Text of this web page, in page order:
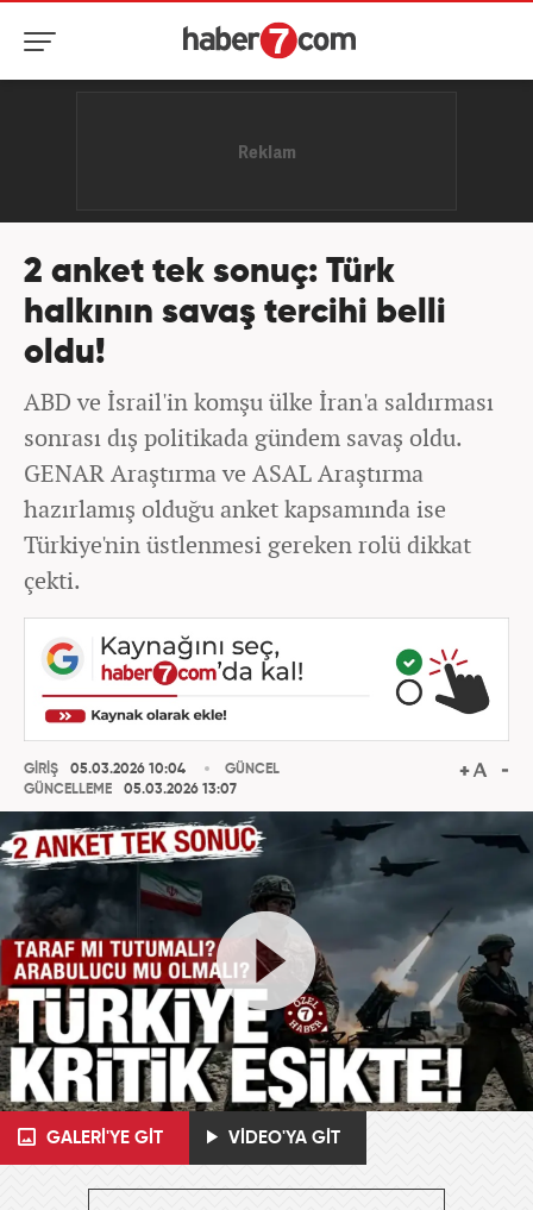
2 anket tek sonuç: Türk
halkının savaş tercihi belli
oldu!
ABD ve İsrail'in komşu ülke İran'a saldırması
sonrası dış politikada gündem savaş oldu.
GENAR Araştırma ve ASAL Araştırma
hazırlamış olduğu anket kapsamında ise
Türkiye'nin üstlenmesi gereken rolü dikkat
çekti.
GİRİŞ
05.03.2026 10:04
GÜNCELLEME
05.03.2026 13:07
GÜNCEL
GALERİ'YE GİT VİDEO'YA GİT